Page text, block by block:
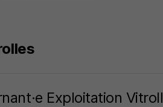
Exploitation